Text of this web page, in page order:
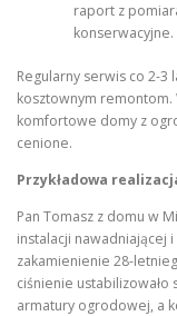
raport z
konserwacyjne.
Regularny serwis co 2-3
kosztownym
komfortowe domy z
cenione.
Przykładowa
Pan Tomasz z domu w
instalacji nawadniającej i
zakamienienie 28-
ciśnienie ustabilizowało
armatury ogrodowej, a